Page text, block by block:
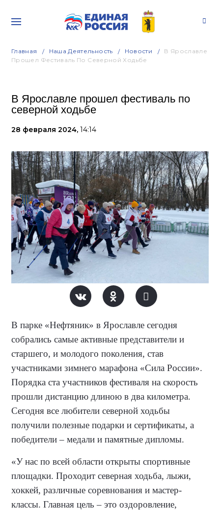
Главная Наша Деятельность Новости
В Ярославле
Прошел Фестиваль По Северной Ходьбе
В Ярославле прошел фестиваль по
северной ходьбе
28 февраля 2024, 14:14
В парке «Нефтяник» в Ярославле сегодня
собрались самые активные представители и
старшего, и молодого поколения, став
участниками зимнего марафона «Сила России».
Порядка ста участников фестиваля на скорость
прошли дистанцию длиною в два километра.
Сегодня все любители северной ходьбы
получили полезные подарки и сертификаты, а
победители – медали и памятные дипломы.
«У нас по всей области открыты спортивные
площадки. Проходит северная ходьба, лыжи,
хоккей, различные соревнования и мастер-
классы. Главная цель – это оздоровление,